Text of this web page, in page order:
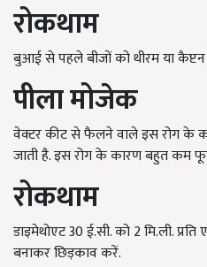
रोकथाम
बुआई से पहले बीजों को थीरम या कैप्टन
पीलामोजेक
वेक्टर कीट से फैलने वाले इस रोग के
जाती है. इस रोग के कारण बहुत कम
रोकथाम
डाइमेथोएट 30 ई.सी. को 2 मि.ली.
बनाकर छिड़काव करें.